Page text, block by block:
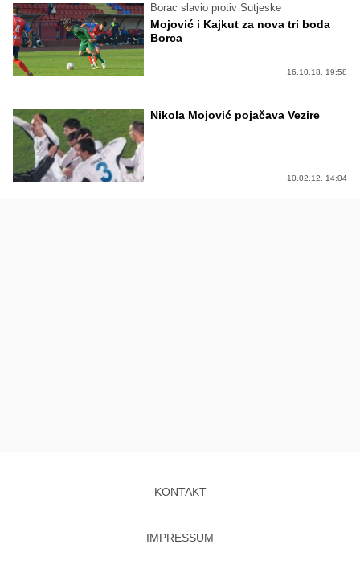
Borac slavio protiv Sutjeske
Mojović i Kajkut za nova tri boda
Borca
16.10.18. 19:58
Nikola Mojović pojačava Vezire
10.02.12. 14:04
KONTAKT
IMPRESSUM